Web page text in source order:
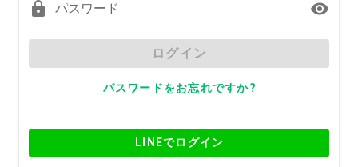
パスワード
ログイン
パスワードをお忘れですか?
LINEでログイン